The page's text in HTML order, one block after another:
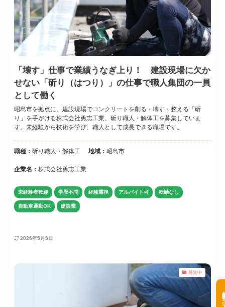
「壊す」仕事で業績うなぎ上り！ 建設現場に欠か
せない「斫り（はつり）」の仕事で職人集団の一員
として働く
昭島市を拠点に、建設現場でコンクリートを削る・壊す・整える「斫
り」を手がける株式会社勇志工業。斫り職人・解体工を募集していま
す。未経験から技術を学び、職人として成長できる職場です。
職種： 斫り職人・解体工 地域： 昭島市
企業名： 株式会社勇志工業
未経験者歓迎 学歴不問 経験重視 アルバイト可 転勤なし
自動車通勤OK 建設業
2026年5月5日
募集中
掲